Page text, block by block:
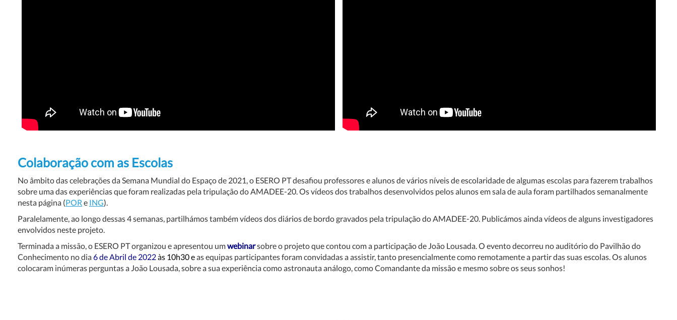
Colaboração com as Escolas
No âmbito das celebrações da Semana Mundial do Espaço de 2021, o ESERO PT desafiou professores e alunos de vários níveis de escolaridade de algumas escolas para fazerem trabalhos
sobre uma das experiências que foram realizadas pela tripulação do AMADEE-20. Os vídeos dos trabalhos desenvolvidos pelos alunos em sala de aula foram partilhados semanalmente
nesta página (POR e ING).
Paralelamente, ao longo dessas 4 semanas, partilhámos também vídeos dos diários de bordo gravados pela tripulação do AMADEE-20. Publicámos ainda vídeos de alguns investigadores
envolvidos neste projeto.
Terminada a missão, o ESERO PT organizou e apresentou umwebinarsobre o projeto que contou com a participação de João Lousada. O evento decorreu no auditório do Pavilhão do
Conhecimento no dia 6 de Abril de 2022às 10h30eas equipas participantes foram convidadas a assistir, tanto presencialmente como remotamente a partir das suas escolas. Os alunos
colocaram inúmeras perguntas a João Lousada, sobre a sua experiência como astronauta análogo, como Comandante da missão e mesmo sobre os seus sonhos!